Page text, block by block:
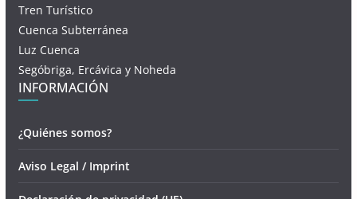
Tren Turístico
Cuenca Subterránea
Luz Cuenca
Segóbriga, Ercávica y Noheda
INFORMACIÓN
¿Quiénes somos?
Aviso Legal / Imprint